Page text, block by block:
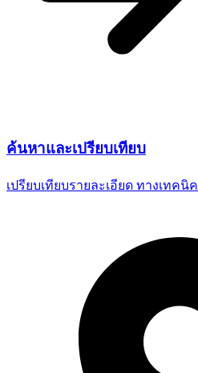
ค้นหาและเปรียบเทียบ
เปรียบเทียบรายละเอียด ทางเทคนิค